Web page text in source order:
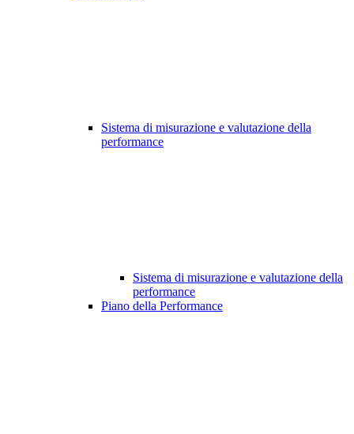
Sistema di misurazione e valutazione della
performance
Sistema di misurazione e valutazione della
performance
Piano della Performance